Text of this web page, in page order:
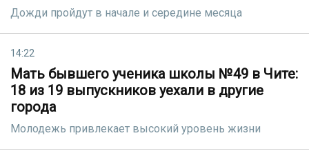
Дожди пройдут в начале и середине месяца
14:22
Мать бывшего ученика школы №49 в Чите:
18 из 19 выпускников уехали в другие
города
Молодежь привлекает высокий уровень жизни